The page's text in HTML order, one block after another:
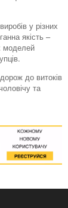
у різних
якість –
моделей
до витоків
та